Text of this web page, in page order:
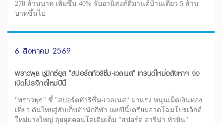
278 ล้านบาท เพิ่มขึ้น 40% รับอานิสงส์ดีมานด์บ้านเดี่ยว 5 ล้าน
บาทขึ้นไป
6 สิงหาคม 2569
พราวพุธ ชูมิกซ์ยูส "สปอร์ตทัวริซึ่ม-เวลเนส" เทรนด์ใหม่อสังหาฯ จ่อ
เปิดโปรเจ็กต์ใหม่ปีนี้
"พราวพุธ" ชี้ "สปอร์ตทัวริซึ่ม-เวลเนส" มาแรง หนุนเม็ดเงินท่อง
เที่ยว ดันไทยสู่ฮับเก็บตัวนักกีฬา เผยปีนี้เตรียมอวดโฉมโปรเจ็กต์
ใหม่บางใหญ่ ลุยผุดคอนโดเติมเต็ม "สปอร์ต อารีน่า หัวหิน"